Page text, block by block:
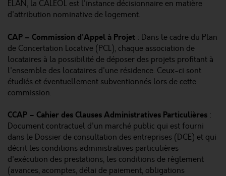
ÉLAN, la CALEOL est l'instance décisionnaire en matière
d'attribution nominative de logement.
CAP – Commission d'Appel à Projet : Dans le cadre du Plan
de Concertation Locative (PCL), chaque association de
locataires à la possibilité de déposer des projets profitant à
l'ensemble des locataires d'une résidence. Ceux-ci sont
étudiés et éventuellement subventionnés lors de cette
commission.
CCAP – Cahier des Clauses Administratives Particulières :
Document contractuel d'un marché public qui est fourni
dans le Dossier de consultation des entreprises (DCE) et qui
décrit les conditions administratives particulières
d'exécution des prestations, les conditions de règlement
(avances, acomptes, délai de paiement, obligations